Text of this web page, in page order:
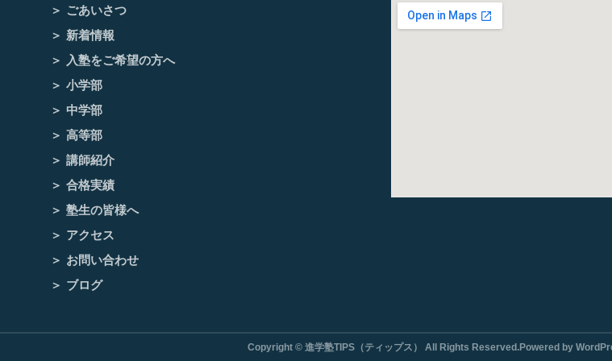
ごあいさつ
新着情報
入塾をご希望の方へ
小学部
中学部
高等部
講師紹介
合格実績
塾生の皆様へ
アクセス
お問い合わせ
ブログ
Copyright © 進学塾TIPS（ティップス） All Rights Reserved.Powered by